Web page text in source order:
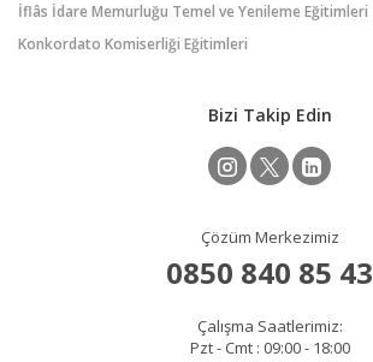
İflâs İdare Memurluğu Temel ve Yenileme Eğitimleri
Konkordato Komiserliği Eğitimleri
Bizi Takip Edin
Çözüm Merkezimiz
0850 840 85 43
Çalışma Saatlerimiz:
Pzt - Cmt : 09:00 - 18:00